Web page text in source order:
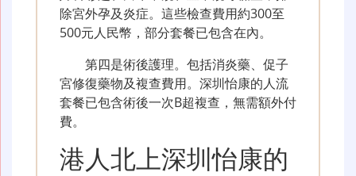
除宮外孕及炎症。這些檢查費用約300至
500元人民幣，部分套餐已包含在內。
第四是術後護理。包括消炎藥、促子
宮修復藥物及複查費用。深圳怡康的人流
套餐已包含術後一次B超複查，無需額外付
費。
港人北上深圳怡康的